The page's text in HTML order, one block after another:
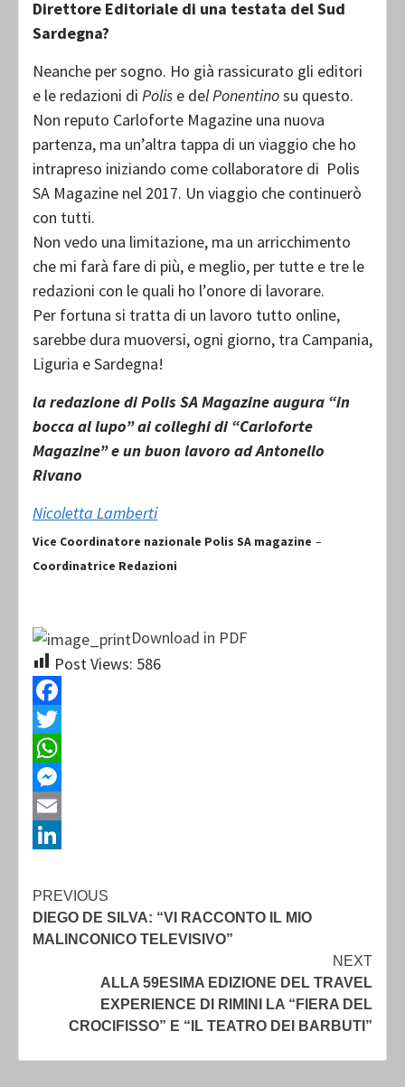
Direttore Editoriale di una testata del Sud
Sardegna?
Neanche per sogno. Ho già rassicurato gli editori
e le redazioni di Polis e del Ponentinosu questo.
Non reputo Carloforte Magazine una nuova
partenza, ma un’altra tappa di un viaggio che ho
intrapreso iniziando come collaboratore di Polis
SA Magazine nel 2017. Un viaggio che continuerò
con tutti.
Non vedo una limitazione, ma un arricchimento
che mi farà fare di più, e meglio, per tutte e tre le
redazioni con le quali ho l’onore di lavorare.
Per fortuna si tratta di un lavoro tutto online,
sarebbe dura muoversi, ogni giorno, tra Campania,
Liguria e Sardegna!
la redazione di Polis SA Magazine augura “in
bocca al lupo” ai colleghi di “Carloforte
Magazine” e un buon lavoro ad Antonello
Rivano
Nicoletta Lamberti
Vice Coordinatore nazionale Polis SA magazine –
Coordinatrice Redazioni
Download in PDF
Post Views: 586
Facebook
Twitter
WhatsApp
Messenger
Email
Continue
Reading
PREVIOUS
DIEGO DE SILVA: “VI RACCONTO IL MIO
MALINCONICO TELEVISIVO”
NEXT
ALLA 59ESIMA EDIZIONE DEL TRAVEL
EXPERIENCE DI RIMINI LA “FIERA DEL
CROCIFISSO” E “IL TEATRO DEI BARBUTI”